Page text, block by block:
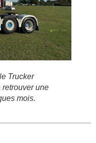
Trucker
retrouver une
mois.